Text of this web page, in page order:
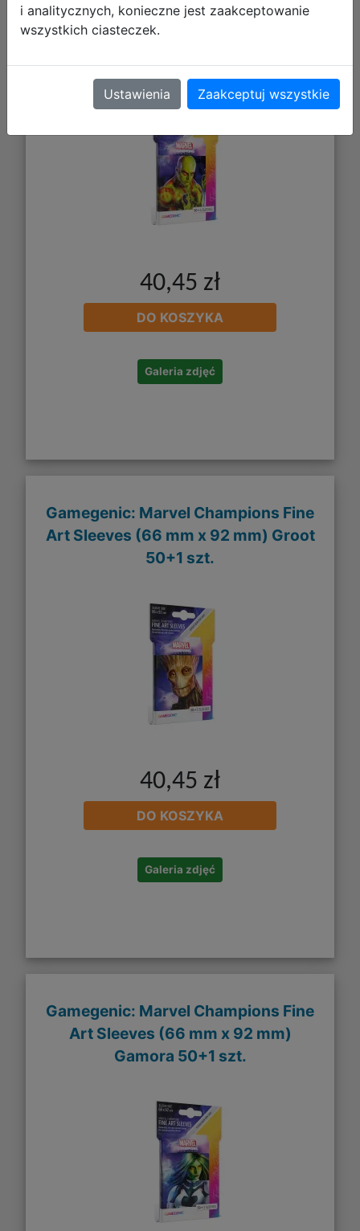
Gamegenic: Marvel Champions Fine
Art Sleeves (66 mm x 92 mm) Drax
40,45 zł
DO KOSZYKA
Galeria zdjęć
Gamegenic: Marvel Champions Fine
Art Sleeves (66 mm x 92 mm) Groot
50+1 szt.
40,45 zł
DO KOSZYKA
Galeria zdjęć
Gamegenic: Marvel Champions Fine
Art Sleeves (66 mm x 92 mm)
Gamora 50+1 szt.
i analitycznych, konieczne jest zaakceptowanie
wszystkich ciasteczek.
Ustawienia Zaakceptuj wszystkie